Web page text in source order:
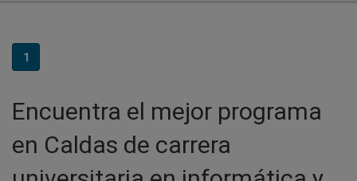
1
Encuentra el mejor programa
en Caldas de carrera